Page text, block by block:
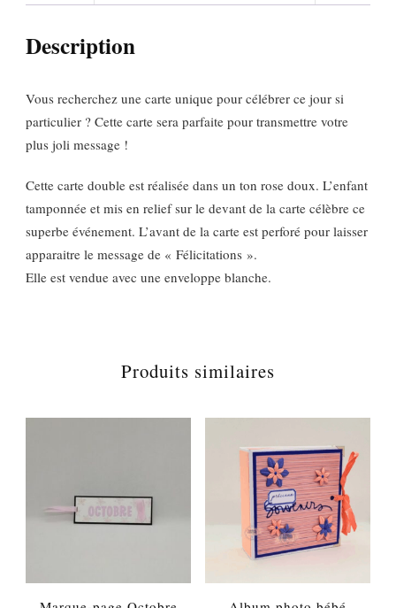
Description
Vous recherchez une carte unique pour célébrer ce jour si
particulier ? Cette carte sera parfaite pour transmettre votre
plus joli message !
Cette carte double est réalisée dans un ton rose doux. L’enfant
tamponnée et mis en relief sur le devant de la carte célèbre ce
superbe événement. L’avant de la carte est perforé pour laisser
apparaitre le message de « Félicitations ».
Elle est vendue avec une enveloppe blanche.
Produits similaires